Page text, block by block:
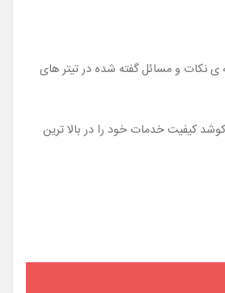
ی نکات و مسائل گفته شده در تیتر های
کیفیت خدمات خود را در بالا ترین